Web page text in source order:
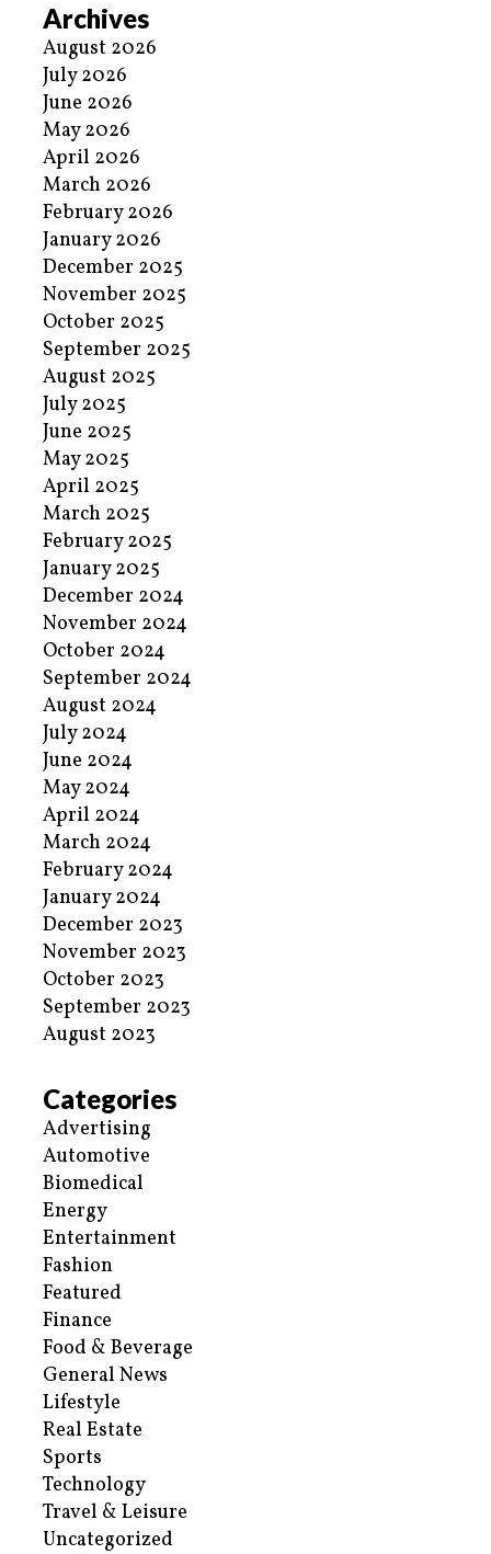
Archives
August 2026
July 2026
June 2026
May 2026
April 2026
March 2026
February 2026
January 2026
December 2025
November 2025
October 2025
September 2025
August 2025
July 2025
June 2025
May 2025
April 2025
March 2025
February 2025
January 2025
December 2024
November 2024
October 2024
September 2024
August 2024
July 2024
June 2024
May 2024
April 2024
March 2024
February 2024
January 2024
December 2023
November 2023
October 2023
September 2023
August 2023
Categories
Advertising
Automotive
Biomedical
Energy
Entertainment
Fashion
Featured
Finance
Food & Beverage
General News
Lifestyle
Real Estate
Sports
Technology
Travel & Leisure
Uncategorized